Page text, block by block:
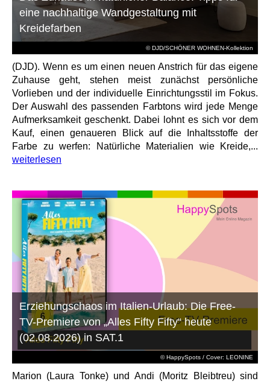
© DJD/SCHÖNER WOHNEN-Kollektion
eine nachhaltige Wandgestaltung mit
Kreidefarben
(DJD). Wenn es um einen neuen Anstrich für das eigene
Zuhause geht, stehen meist zunächst persönliche
Vorlieben und der individuelle Einrichtungsstil im Fokus.
Der Auswahl des passenden Farbtons wird jede Menge
Aufmerksamkeit geschenkt. Dabei lohnt es sich vor dem
Kauf, einen genaueren Blick auf die Inhaltsstoffe der
Farbe zu werfen: Natürliche Materialien wie Kreide,...
weiterlesen
© HappySpots / Cover: LEONINE
Erziehungschaos im Italien-Urlaub: Die Free-
TV-Premiere von „Alles Fifty Fifty“ heute
(02.08.2026) in SAT.1
Marion (Laura Tonke) und Andi (Moritz Bleibtreu) sind